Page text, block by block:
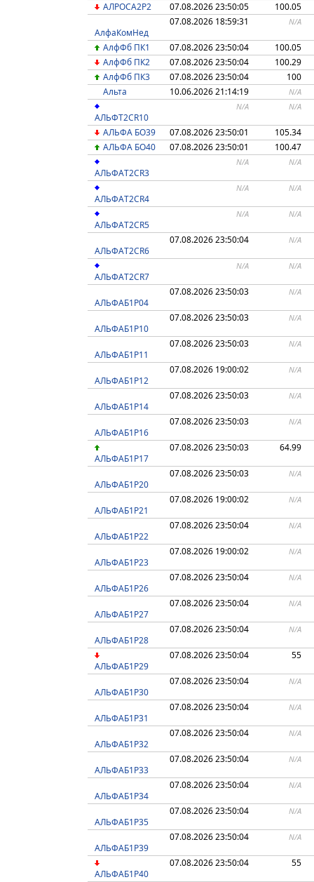
АЛРОСА2Р2
07.08.2026 23:50:05 100.05
АлфаКомНед
07.08.2026 18:59:31 N/A
АлфФб ПК1 07.08.2026 23:50:04
100.05
АлфФб ПК2
07.08.2026 23:50:04
100.29
АлфФб ПК3
07.08.2026 23:50:04
100
Альта
10.06.2026 21:14:19 N/A
АЛЬФT2CR10
N/A N/A
АЛЬФА БО39 07.08.2026 23:50:01
105.34
АЛЬФА БО40
07.08.2026 23:50:01 100.47
АЛЬФАT2CR3
N/A N/A
АЛЬФАT2CR4
N/A N/A
АЛЬФАT2CR5
N/A N/A
АЛЬФАT2CR6
07.08.2026 23:50:04 N/A
АЛЬФАT2CR7
N/A N/A
АЛЬФАБ1Р04
07.08.2026 23:50:03 N/A
АЛЬФАБ1Р10
07.08.2026 23:50:03 N/A
АЛЬФАБ1Р11
07.08.2026 23:50:03 N/A
АЛЬФАБ1Р12
07.08.2026 19:00:02 N/A
АЛЬФАБ1Р14
07.08.2026 23:50:03 N/A
АЛЬФАБ1Р16
07.08.2026 23:50:03 N/A
АЛЬФАБ1Р17
07.08.2026 23:50:03 64.99
АЛЬФАБ1Р20
07.08.2026 23:50:03 N/A
АЛЬФАБ1Р21
07.08.2026 19:00:02 N/A
АЛЬФАБ1Р22
07.08.2026 23:50:04 N/A
АЛЬФАБ1Р23
07.08.2026 19:00:02 N/A
АЛЬФАБ1Р26
07.08.2026 23:50:04 N/A
АЛЬФАБ1Р27
07.08.2026 23:50:04 N/A
АЛЬФАБ1Р28
07.08.2026 23:50:04 N/A
АЛЬФАБ1Р29
07.08.2026 23:50:04 55
АЛЬФАБ1Р30
07.08.2026 23:50:04 N/A
АЛЬФАБ1Р31
07.08.2026 23:50:04 N/A
АЛЬФАБ1Р32
07.08.2026 23:50:04 N/A
АЛЬФАБ1Р33
07.08.2026 23:50:04 N/A
АЛЬФАБ1Р34
07.08.2026 23:50:04 N/A
АЛЬФАБ1Р35
07.08.2026 23:50:04 N/A
АЛЬФАБ1Р39
07.08.2026 23:50:04 N/A
АЛЬФАБ1Р40
07.08.2026 23:50:04 55